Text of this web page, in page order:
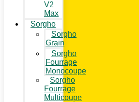
V2
Max
Sorgho
Sorgho
Grain
Sorgho
Fourrage
Monocoupe
Sorgho
Fourrage
Multicoupe